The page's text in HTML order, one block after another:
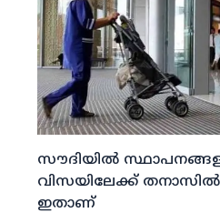
സൗദിയില്‍
വിസയിലേക്ക്
ഇതാണ്